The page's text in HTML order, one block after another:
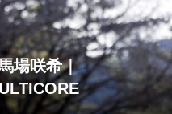
場咲希｜